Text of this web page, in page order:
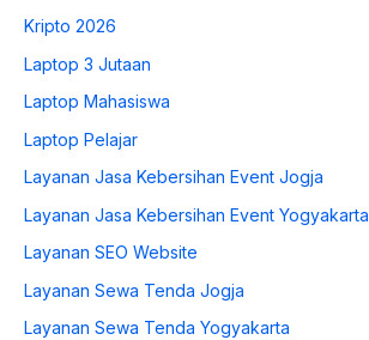
Kripto 2026
Laptop 3 Jutaan
Laptop Mahasiswa
Laptop Pelajar
Layanan Jasa Kebersihan Event Jogja
Layanan Jasa Kebersihan Event Yogyakarta
Layanan SEO Website
Layanan Sewa Tenda Jogja
Layanan Sewa Tenda Yogyakarta